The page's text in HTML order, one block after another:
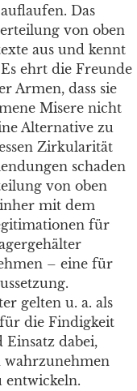
Das
von oben
aus und kennt
Es ehrt die Freunde
Armen, dass sie
Misere nicht
Alternative zu
Zirkularität
schaden
von oben
mit dem
für
– eine für
gelten u. a. als
die Findigkeit
dabei,
wahrzunehmen
entwickeln.